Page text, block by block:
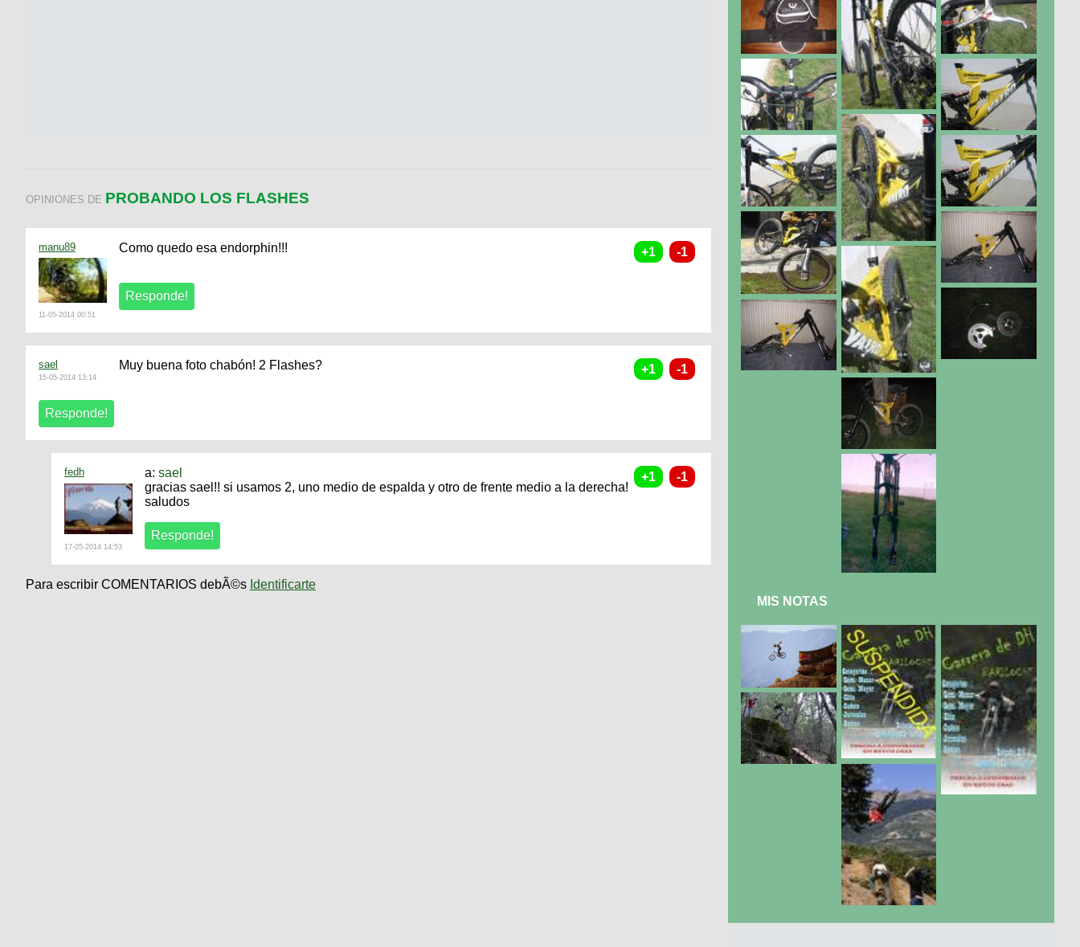
OPINIONES DE PROBANDO LOS FLASHES
manu89
11-05-2014 00:51
Como quedo esa endorphin!!!
sael
15-05-2014 13:14
Muy buena foto chabón! 2 Flashes?
fedh
17-05-2014 14:53
a: sael
gracias sael!! si usamos 2, uno medio de espalda y otro de frente medio a la derecha!
saludos
Para escribir COMENTARIOS debÃ©s Identificarte
MIS NOTAS